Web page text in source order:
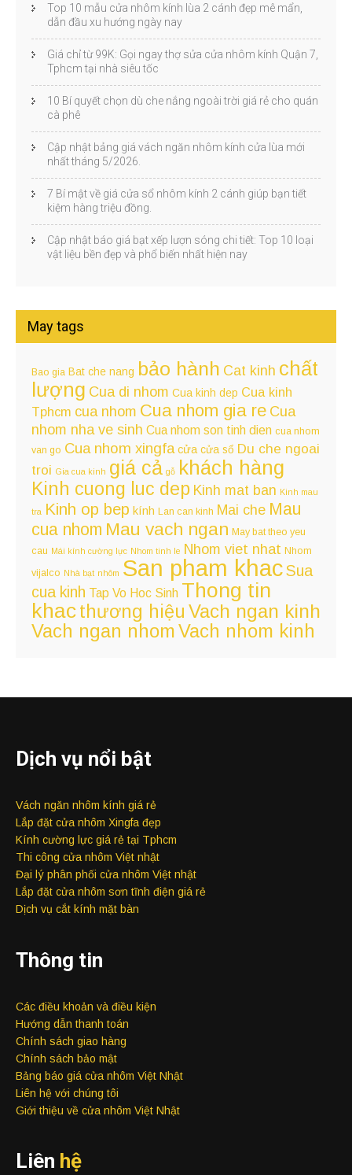
Top 10 mẫu cửa nhôm kính lùa 2 cánh đẹp mê mẩn,
dẫn đầu xu hướng ngày nay
Giá chỉ từ 99K: Gọi ngay thợ sửa cửa nhôm kính Quận 7,
Tphcm tại nhà siêu tốc
10 Bí quyết chọn dù che nắng ngoài trời giá rẻ cho quán
cà phê
Cập nhật bảng giá vách ngăn nhôm kính cửa lùa mới
nhất tháng 5/2026.
7 Bí mật về giá cửa sổ nhôm kính 2 cánh giúp bạn tiết
kiệm hàng triệu đồng.
Cập nhật báo giá bạt xếp lượn sóng chi tiết: Top 10 loại
vật liệu bền đẹp và phổ biến nhất hiện nay
May tags
Bao gia Bat che nang bảo hành Cat kinh chất
lượng Cua di nhom Cua kinh dep Cua kinh
Tphcm cua nhom Cua nhom gia re Cua
nhom nha ve sinh Cua nhom son tinh dien cua nhom
van go Cua nhom xingfa cửa cửa sổ Du che ngoai
troi Gia cua kinh giá cả gỗ khách hàng
Kinh cuong luc dep Kinh mat ban Kinh mau
tra Kinh op bep kính Lan can kinh Mai che Mau
cua nhom Mau vach ngan May bat theo yeu
cau Mái kính cường lực Nhom tinh le Nhom viet nhat Nhom
vijalco Nhà bạt nhôm San pham khacSua
cua kinh Tap Vo Hoc Sinh Thong tin
khacthương hiệu Vach ngan kinh
Vach ngan nhomVach nhom kinh
Dịch vụ nổi bật
Vách ngăn nhôm kính giá rẻ
Lắp đặt cửa nhôm Xingfa đẹp
Kính cường lực giá rẻ tại Tphcm
Thi công cửa nhôm Việt nhật
Đại lý phân phối cửa nhôm Việt nhật
Lắp đặt cửa nhôm sơn tĩnh điện giá rẻ
Dịch vụ cắt kính mặt bàn
Thông tin
Các điều khoản và điều kiện
Hướng dẫn thanh toán
Chính sách giao hàng
Chính sách bảo mật
Bảng báo giá cửa nhôm Việt Nhật
Liên hệ với chúng tôi
Giới thiệu về cửa nhôm Việt Nhật
Liên hệ